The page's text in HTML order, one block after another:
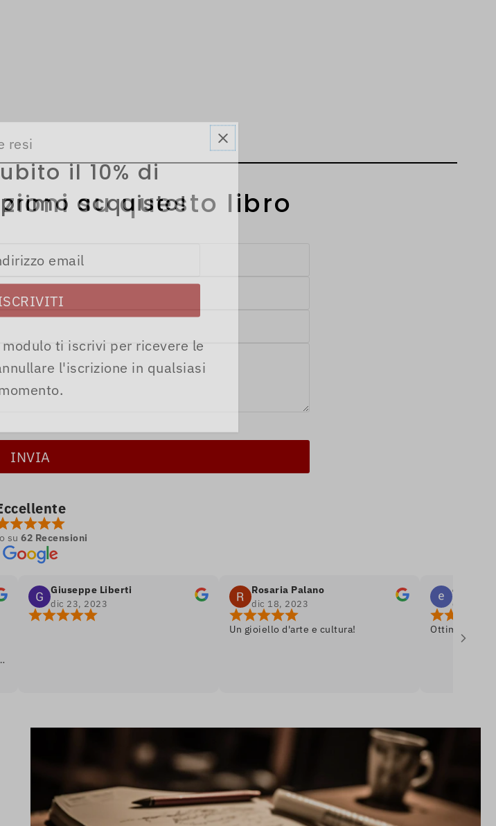
resi
su questo libro
su 62 Recensioni
Giuseppe Liberti
dic 23, 2023
Rosaria Palano
dic 18, 2023
Un gioiello d'arte e cultura!
emanuele
dic 8, 2023
Ottima
il 10% di
acquisto!
ti iscrivi per ricevere le
l'iscrizione in qualsiasi